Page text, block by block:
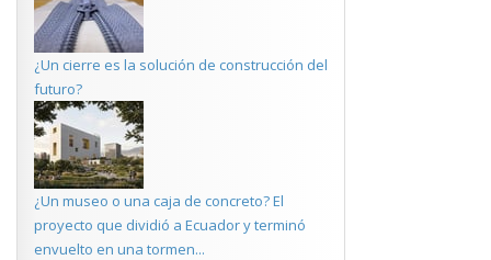
¿Un cierre es la solución de construcción del
futuro?
¿Un museo o una caja de concreto? El
proyecto que dividió a Ecuador y terminó
envuelto en una tormen...